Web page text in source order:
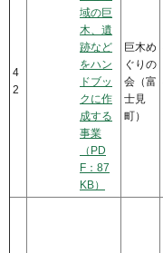
4
2
域の巨
木、遺
跡など
をハン
ドブッ
クに作
成する
事業
（PD
F：87
KB）
巨木め
ぐりの
会（富
士見
町）